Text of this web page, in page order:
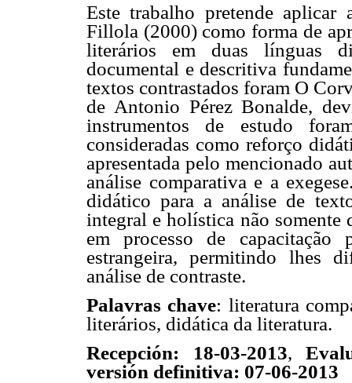
Este trabalho pretende aplicar
Fillola (2000) como forma de
literários em duas línguas
documental e descritiva
textos contrastados foram O
de Antonio Pérez Bonalde,
instrumentos de estudo
consideradas como reforço
apresentada pelo mencionado
análise comparativa e a
didático para a análise de
integral e holística não somente
em processo de
estrangeira, permitindo lhes
análise de contraste.
Palavras chave: literatura
literários, didática da literatura.
Recepción: 18-03-2013,
versión definitiva: 07-06-2013